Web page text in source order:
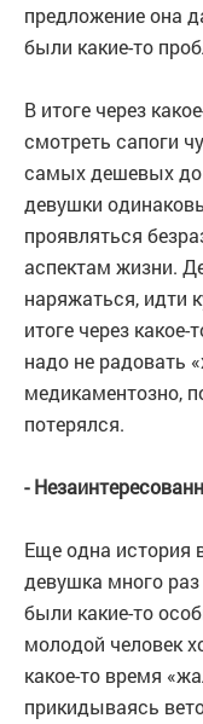
предложение она
были какие-то
В итоге через
смотреть сапоги
самых дешевых
девушки
проявляться
аспектам жизни.
наряжаться, идти
итоге через
надо не радовать
медикаментозно,
потерялся.
-
Еще одна история
девушка много
были какие-то
молодой человек
какое-то время
прикидываясь